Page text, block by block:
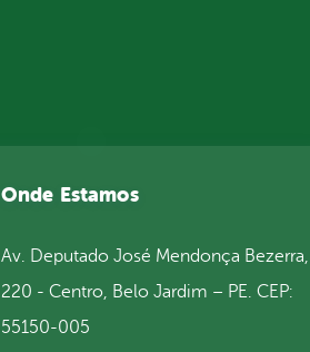
Onde Estamos
Av. Deputado José Mendonça Bezerra,
220 - Centro, Belo Jardim – PE. CEP:
55150-005